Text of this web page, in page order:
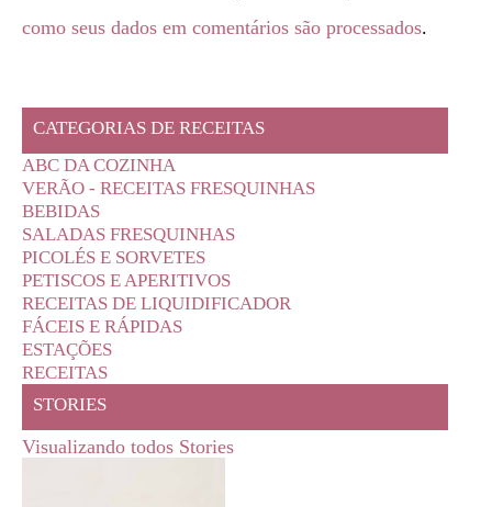
como seus dados em comentários são processados.
CATEGORIAS DE RECEITAS
ABC DA COZINHA
VERÃO - RECEITAS FRESQUINHAS
BEBIDAS
SALADAS FRESQUINHAS
PICOLÉS E SORVETES
PETISCOS E APERITIVOS
RECEITAS DE LIQUIDIFICADOR
FÁCEIS E RÁPIDAS
ESTAÇÕES
RECEITAS
STORIES
Visualizando todos Stories